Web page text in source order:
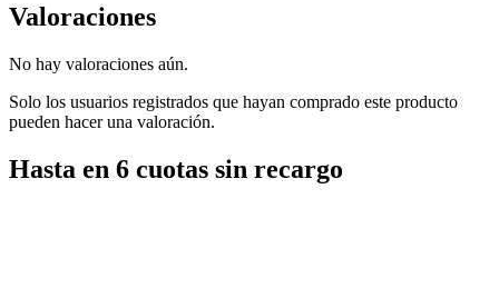
Valoraciones
No hay valoraciones aún.
Solo los usuarios registrados que hayan comprado este producto
pueden hacer una valoración.
Hasta en 6 cuotas sin recargo